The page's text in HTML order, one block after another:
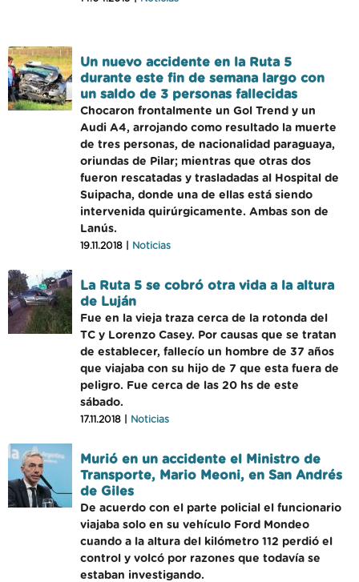
Un nuevo accidente en la Ruta 5
durante este fin de semana largo con
un saldo de 3 personas fallecidas
Chocaron frontalmente un Gol Trend y un
Audi A4, arrojando como resultado la muerte
de tres personas, de nacionalidad paraguaya,
oriundas de Pilar; mientras que otras dos
fueron rescatadas y trasladadas al Hospital de
Suipacha, donde una de ellas está siendo
intervenida quirúrgicamente. Ambas son de
Lanús.
19.11.2018 | Noticias
La Ruta 5 se cobró otra vida a la altura
de Luján
Fue en la vieja traza cerca de la rotonda del
TC y Lorenzo Casey. Por causas que se tratan
de establecer, fallecío un hombre de 37 años
que viajaba con su hijo de 7 que esta fuera de
peligro. Fue cerca de las 20 hs de este
sábado.
17.11.2018 | Noticias
Murió en un accidente el Ministro de
Transporte, Mario Meoni, en San Andrés
de Giles
De acuerdo con el parte policial el funcionario
viajaba solo en su vehículo Ford Mondeo
cuando a la altura del kilómetro 112 perdió el
control y volcó por razones que todavía se
estaban investigando.